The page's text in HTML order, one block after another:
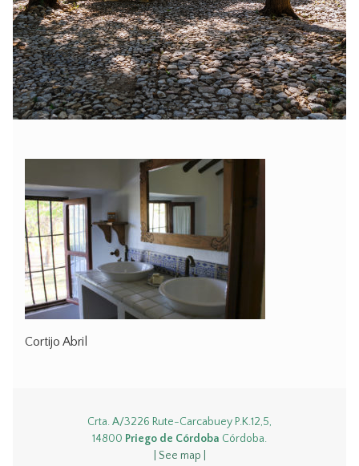
Cortijo Abril
Crta. A/3226 Rute-Carcabuey P.K.12,5,
14800 Priego de Córdoba Córdoba.
| See map |